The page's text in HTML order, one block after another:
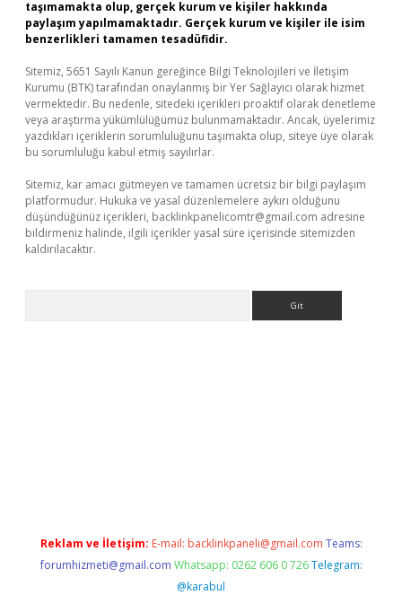
taşımamakta olup, gerçek kurum ve kişiler hakkında
paylaşım yapılmamaktadır. Gerçek kurum ve kişiler ile isim
benzerlikleri tamamen tesadüfidir.
Sitemiz, 5651 Sayılı Kanun gereğince Bilgi Teknolojileri ve İletişim
Kurumu (BTK) tarafından onaylanmış bir Yer Sağlayıcı olarak hizmet
vermektedir. Bu nedenle, sitedeki içerikleri proaktif olarak denetleme
veya araştırma yükümlülüğümüz bulunmamaktadır. Ancak, üyelerimiz
yazdıkları içeriklerin sorumluluğunu taşımakta olup, siteye üye olarak
bu sorumluluğu kabul etmiş sayılırlar.
Sitemiz, kar amacı gütmeyen ve tamamen ücretsiz bir bilgi paylaşım
platformudur. Hukuka ve yasal düzenlemelere aykırı olduğunu
düşündüğünüz içerikleri, backlinkpanelicomtr@gmail.com adresine
bildirmeniz halinde, ilgili içerikler yasal süre içerisinde sitemizden
kaldırılacaktır.
Reklam ve İletişim: E-mail: backlinkpaneli@gmail.com Teams:
forumhizmeti@gmail.com Whatsapp: 0262 606 0 726 Telegram:
@karabul